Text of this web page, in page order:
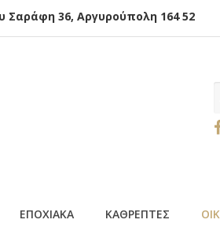
Σαράφη 36, Αργυρούπολη 164 52
ΕΠΟΧΙΑΚΑ ΚΑΘΡΕΠΤΕΣ